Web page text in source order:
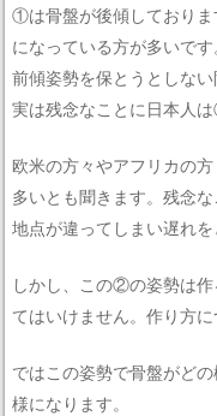
①は骨盤が後傾しており
になっている方が多いで
前傾姿勢を保とうとしな
実は残念なことに日本人
欧米の方々やアフリカの
多いとも聞きます。残念
地点が違ってしまい遅れを
しかし、この②の姿勢は
てはいけません。作り方
ではこの姿勢で骨盤がど
様になります。